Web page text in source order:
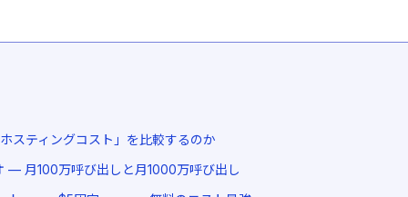
スティングコスト」を比較するのか
— 月100万呼び出しと月1000万呼び出し